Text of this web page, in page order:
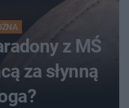
z MŚ
za słynną